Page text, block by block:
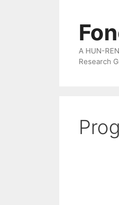
A HUN-
Research